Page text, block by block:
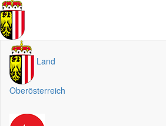
Land
Oberösterreich